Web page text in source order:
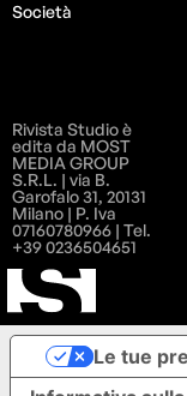
Società
Rivista Studio è
edita da MOST
MEDIA GROUP
S.R.L. | via B.
Garofalo 31, 20131
Milano | P. Iva
07160780966 | Tel.
+39 0236504651
Le tue